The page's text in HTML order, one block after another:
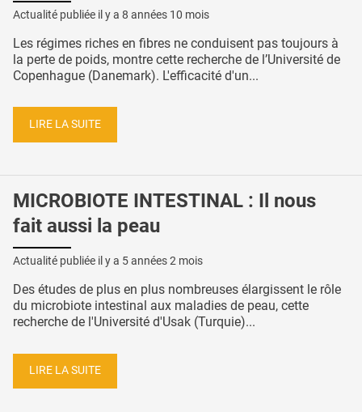
Actualité publiée il y a 8 années 10 mois
Les régimes riches en fibres ne conduisent pas toujours à
la perte de poids, montre cette recherche de l’Université de
Copenhague (Danemark). L'efficacité d'un...
LIRE LA SUITE
MICROBIOTE INTESTINAL : Il nous
fait aussi la peau
Actualité publiée il y a 5 années 2 mois
Des études de plus en plus nombreuses élargissent le rôle
du microbiote intestinal aux maladies de peau, cette
recherche de l'Université d'Usak (Turquie)...
LIRE LA SUITE